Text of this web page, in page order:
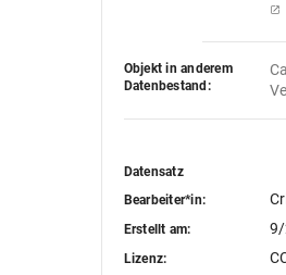
Objekt in anderem
Datenbestand:
Datensatz
Bearbeiter*in:
Erstellt am:
Lizenz: